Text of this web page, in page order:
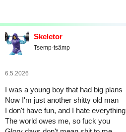
Skeletor
Tsemp-tsämp
6.5.2026
I was a young boy that had big plans
Now I'm just another shitty old man
I don't have fun, and I hate everything
The world owes me, so fuck you